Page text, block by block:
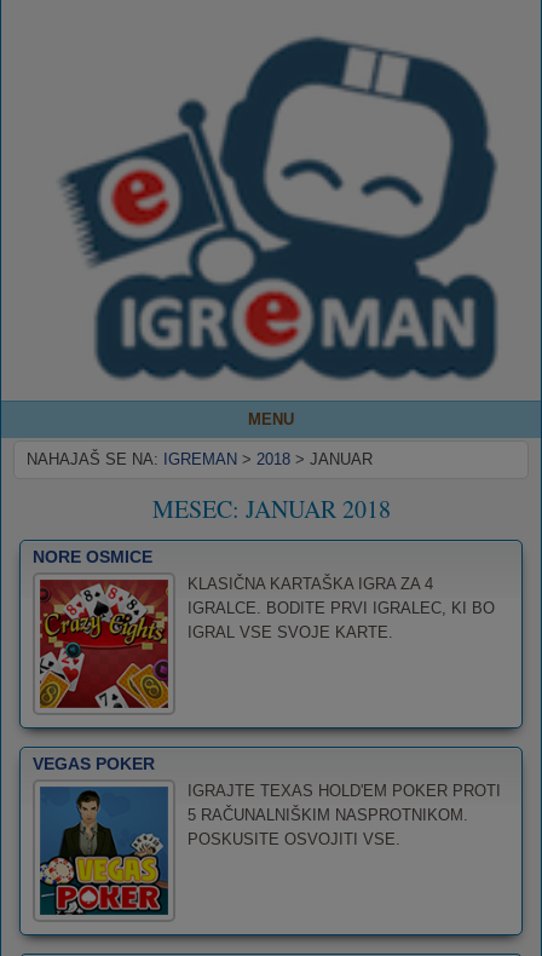
MENU
NAHAJAŠ SE NA: IGREMAN > 2018 > JANUAR
MESEC: JANUAR 2018
NORE OSMICE
KLASIČNA KARTAŠKA IGRA ZA 4
IGRALCE. BODITE PRVI IGRALEC, KI BO
IGRAL VSE SVOJE KARTE.
VEGAS POKER
IGRAJTE TEXAS HOLD'EM POKER PROTI
5 RAČUNALNIŠKIM NASPROTNIKOM.
POSKUSITE OSVOJITI VSE.